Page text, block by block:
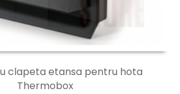
clapeta etansa pentru hota
Thermobox